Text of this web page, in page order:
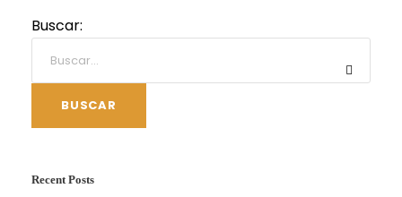
Buscar:
BUSCAR
Recent Posts